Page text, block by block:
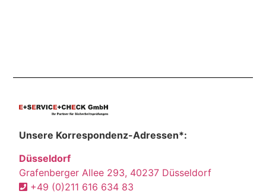
Unsere Korrespondenz-Adressen*:
Düsseldorf
Grafenberger Allee 293, 40237 Düsseldorf
+49 (0)211 616 634 83